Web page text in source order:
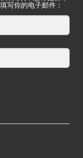
写你的电子邮件：